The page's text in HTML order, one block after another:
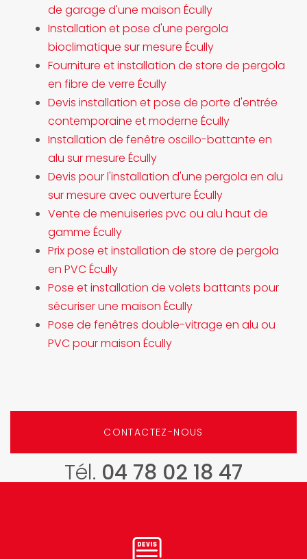
de garage d'une maison Écully
Installation et pose d'une pergola
bioclimatique sur mesure Écully
Fourniture et installation de store de pergola
en fibre de verre Écully
Devis installation et pose de porte d'entrée
contemporaine et moderne Écully
Installation de fenêtre oscillo-battante en
alu sur mesure Écully
Devis pour l'installation d'une pergola en alu
sur mesure avec ouverture Écully
Vente de menuiseries pvc ou alu haut de
gamme Écully
Prix pose et installation de store de pergola
en PVC Écully
Pose et installation de volets battants pour
sécuriser une maison Écully
Pose de fenêtres double-vitrage en alu ou
PVC pour maison Écully
CONTACTEZ-NOUS
Tél. 04 78 02 18 47